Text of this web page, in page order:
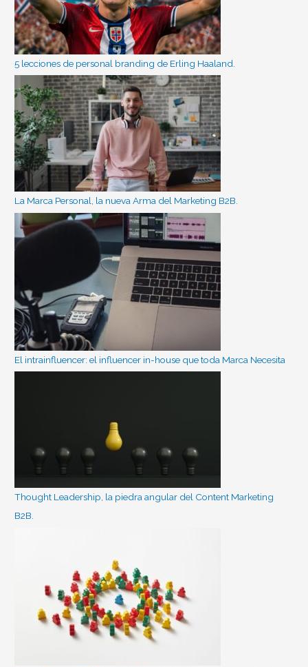
5 lecciones de personal branding de Erling Haaland.
La Marca Personal, la nueva Arma del Marketing B2B.
El intrainfluencer: el influencer in-house que toda Marca Necesita
Thought Leadership, la piedra angular del Content Marketing
B2B.